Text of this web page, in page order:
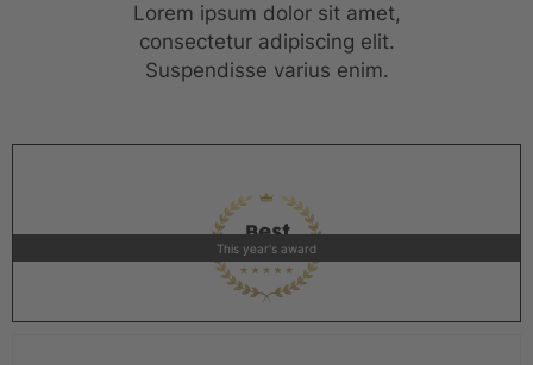
Lorem ipsum dolor sit amet,
consectetur adipiscing elit.
Suspendisse varius enim.
This year's award